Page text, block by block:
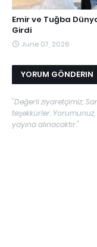
Emir ve Tuğba
Girdi
June 07, 2026
YORUM GÖNDERIN
"Değerli ziyaretçimiz;
teşekkürler.
yayına alınacaktır."